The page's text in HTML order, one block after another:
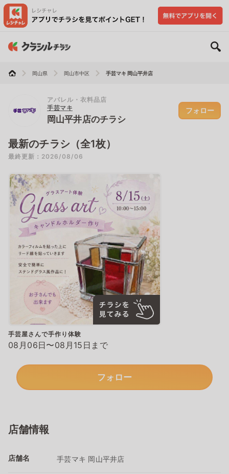
岡山県 岡山市中区 手芸マキ 岡山平井店
アパレル・衣料品店
手芸マキ
岡山平井店のチラシ
フォロー
最新のチラシ（全1枚）
最終更新：2026/08/06
手芸屋さんで手作り体験
08月06日〜08月15日まで
フォロー
店舗情報
店舗名 手芸マキ 岡山平井店